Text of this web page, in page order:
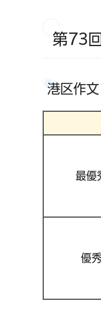
第73
港区作
最優
優